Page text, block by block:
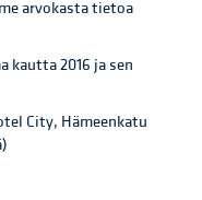
arvokasta tietoa
kautta 2016 ja sen
City, Hämeenkatu